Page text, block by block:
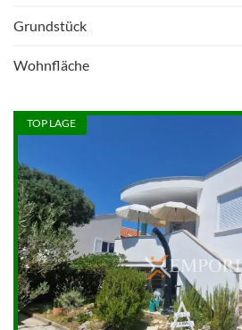
Grundstück
Wohnfläche
TOP LAGE